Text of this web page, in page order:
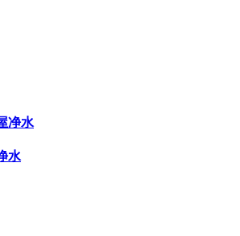
净水
水